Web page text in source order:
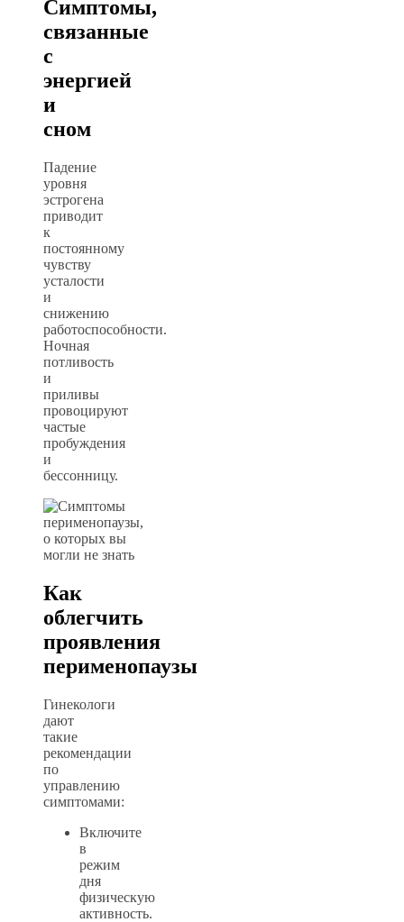
Симптомы,
связанные
с
энергией
и
сном
Падение
уровня
эстрогена
приводит
к
постоянному
чувству
усталости
и
снижению
работоспособности.
Ночная
потливость
и
приливы
провоцируют
частые
пробуждения
и
бессонницу.
Как
облегчить
проявления
перименопаузы
Гинекологи
дают
такие
рекомендации
по
управлению
симптомами:
Включите
в
режим
дня
физическую
активность.